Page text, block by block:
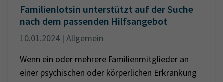
Familienlotsin unterstützt auf der Suche
nach dem passenden Hilfsangebot
10.01.2024 | Allgemein
Wenn ein oder mehrere Familienmitglieder an
einer psychischen oder körperlichen Erkrankung